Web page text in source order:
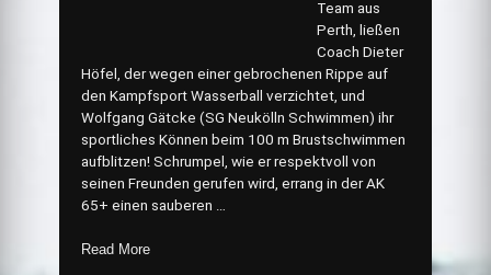
Team aus
Perth, ließen
Coach Dieter
Höfel, der wegen einer gebrochenen Rippe auf
den Kampfsport Wasserball verzichtet, und
Wolfgang Gätcke (SG Neukölln Schwimmen) ihr
sportliches Können beim 100 m Brustschwimmen
aufblitzen! Schrumpel, wie er respektvoll von
seinen Freunden gerufen wird, errang in der AK
65+ einen sauberen …
Read More„Dieter